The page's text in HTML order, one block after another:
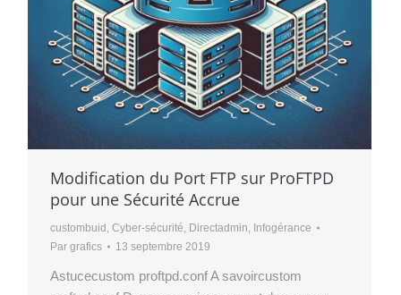
Modification du Port FTP sur ProFTPD
pour une Sécurité Accrue
custombuid ,Cyber-sécurité Directadmin Infogérance
Pargrafics 13 septembre 2019
Astucecustom proftpd.conf A savoircustom